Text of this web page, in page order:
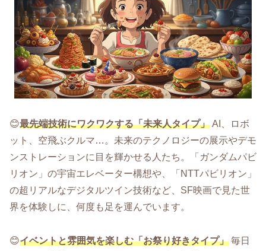
😊最先端技術にワクワクする「未来人タイプ」 AI、ロボ
ット、空飛ぶクルマ…。未来のテクノロジーの展示やデモ
ンストレーションに目を輝かせる人たち。「ガンダムパビ
リオン」の宇宙エレベーター構想や、「NTTパビリオン」
の超リアルなデジタルツイン技術など、SF映画で見た世
界を体験しに、何度も足を運んでいます。
😊イベントと雰囲気を楽しむ「お祭り好きタイプ」 毎日